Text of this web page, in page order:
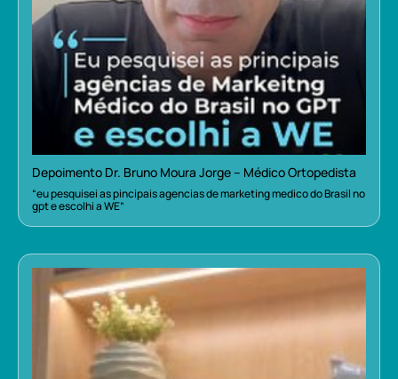
Depoimento Dr. Bruno Moura Jorge – Médico Ortopedista
“eu pesquisei as pincipais agencias de marketing medico do Brasil no
gpt e escolhi a WE”